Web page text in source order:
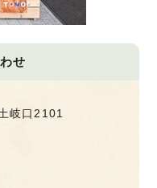
せ
岐口2101